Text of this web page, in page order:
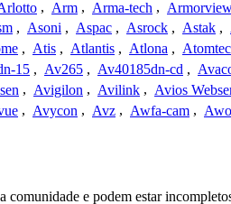
, Arm , Arma-tech ,
, Asoni , Aspac , Asrock , Astak ,
, Atis , Atlantis , Atlona ,
15 , Av265 , Av40185dn-cd ,
, Avigilon , Avilink , Avios
, Avycon , Avz , Awfa-cam ,
e podem estar